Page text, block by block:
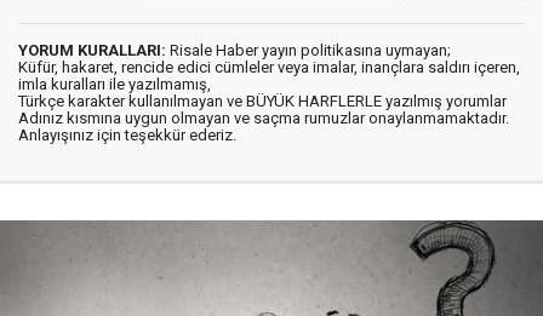
YORUM KURALLARI: Risale Haber yayın politikasına uymayan;
Küfür, hakaret, rencide edici cümleler veya imalar, inançlara saldırı içeren,
imla kuralları ile yazılmamış,
Türkçe karakter kullanılmayan ve BÜYÜK HARFLERLE yazılmış yorumlar
Adınız kısmına uygun olmayan ve saçma rumuzlar onaylanmamaktadır.
Anlayışınız için teşekkür ederiz.